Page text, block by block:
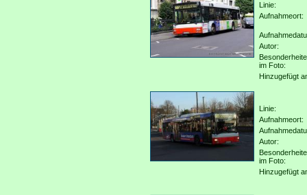
Linie:
Aufnahmeort:
Autor:
im Foto:
Hinzugefügt
Linie:
Aufnahmeort:
Autor:
im Foto:
Hinzugefügt